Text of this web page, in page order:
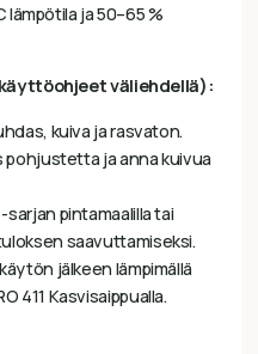
ja 50–65 %
väliehdellä):
kuiva ja rasvaton.
pohjustetta ja anna kuivua
sarjan pintamaalilla tai
saavuttamiseksi.
jälkeen lämpimällä
411 Kasvisaippualla.